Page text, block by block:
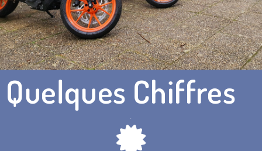
Quelques Chiffres